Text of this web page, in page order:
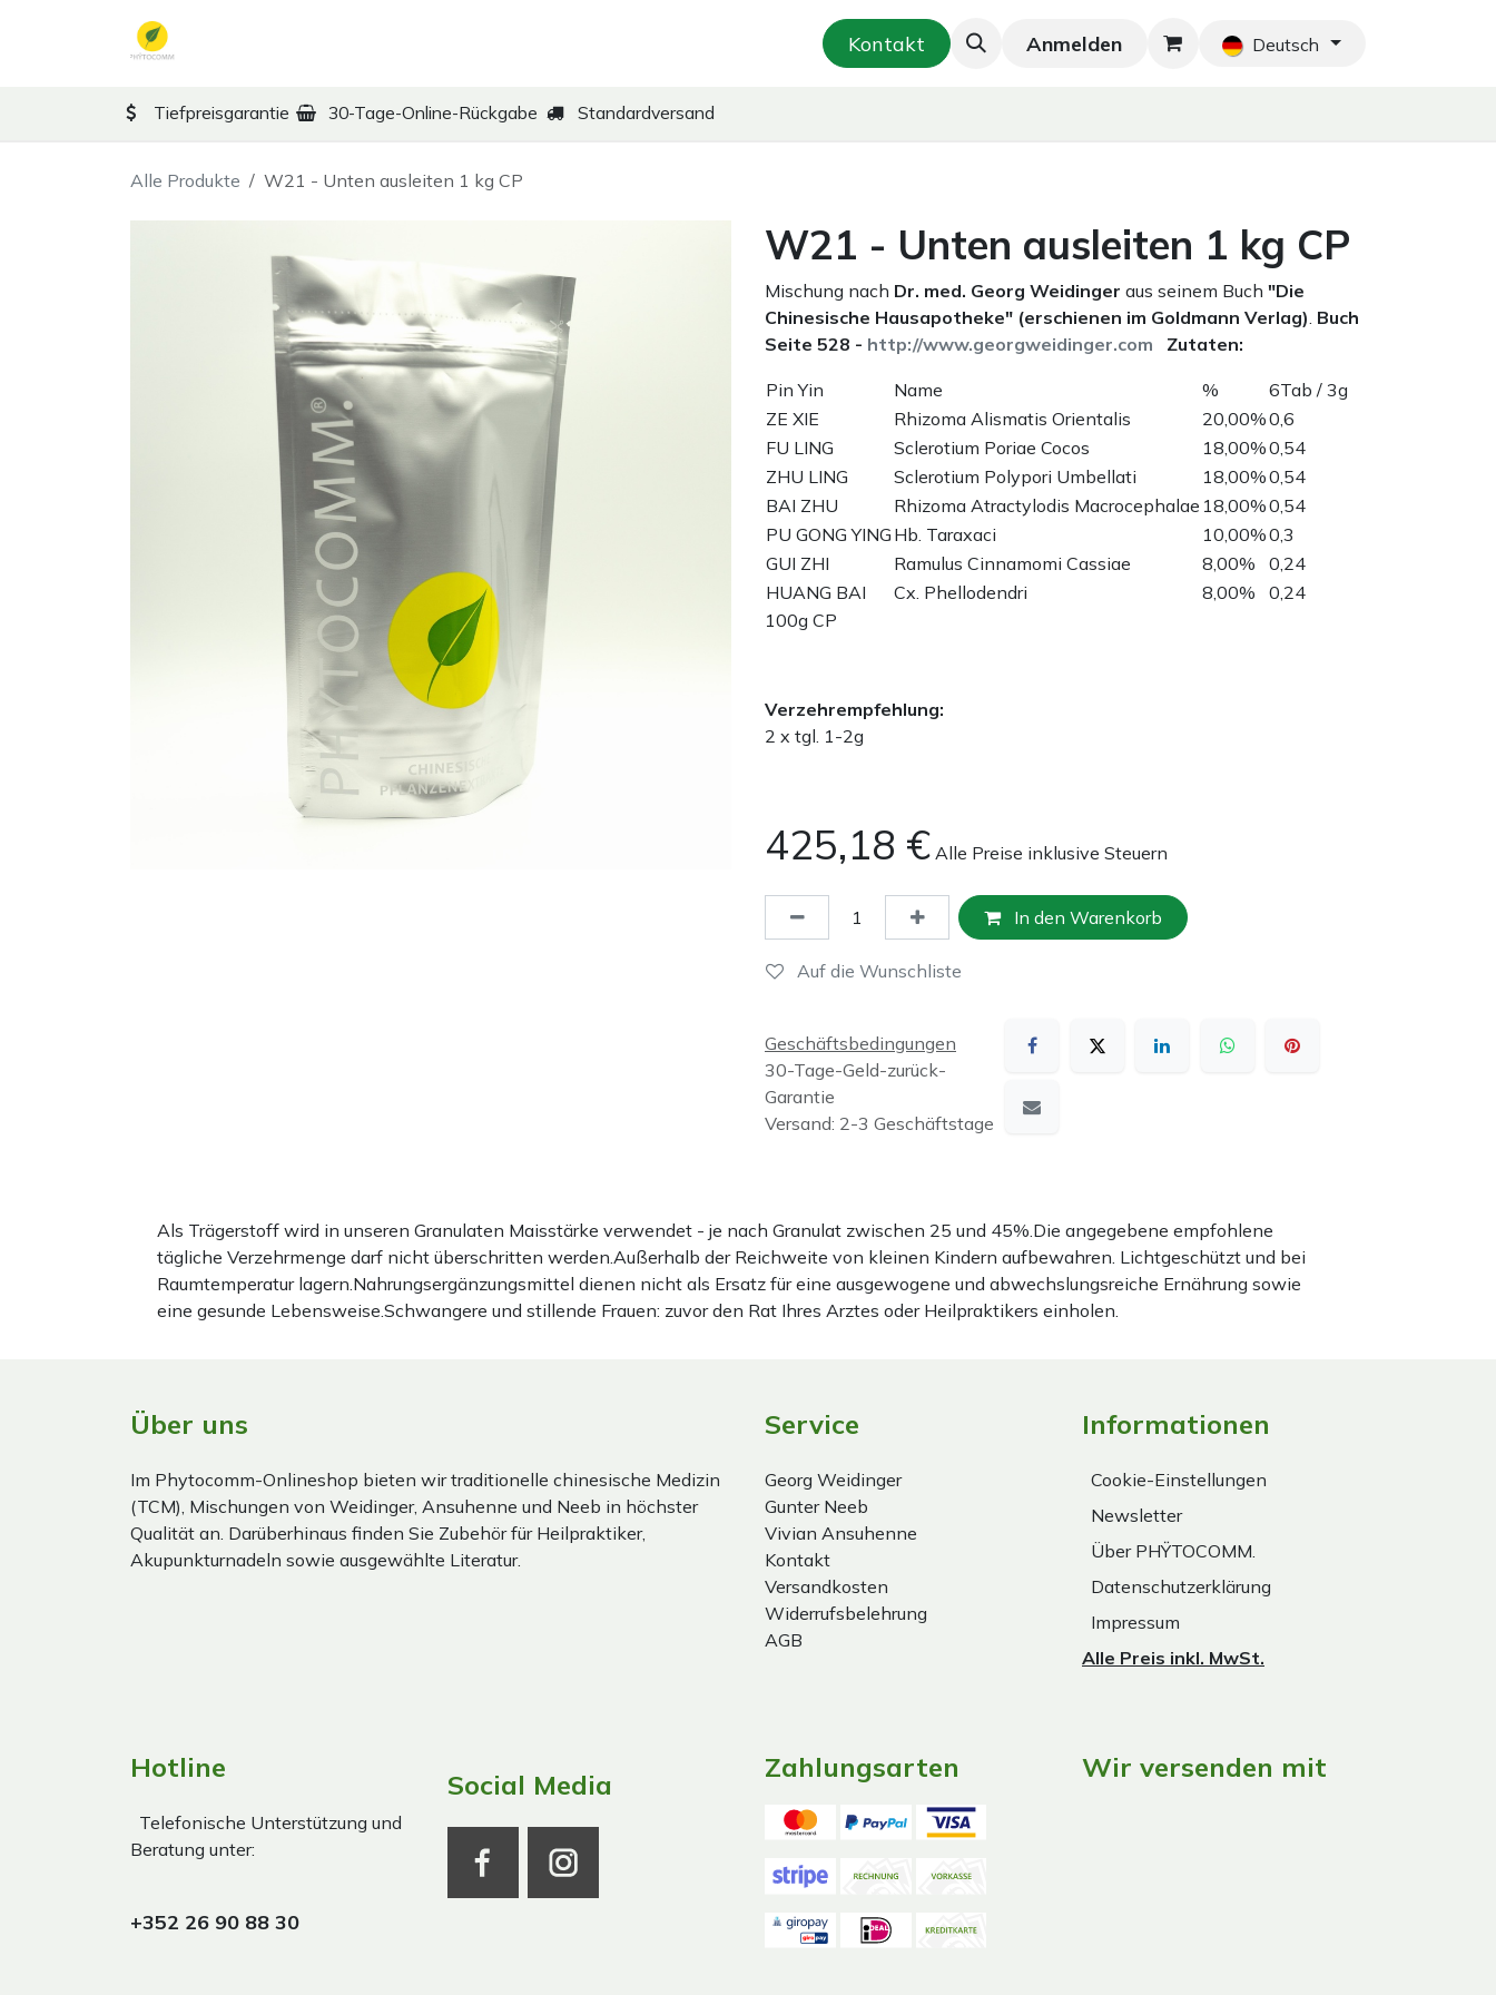
Kräuter-Zubereitungen Neu! Blog Home Shop
Kontakt Anmelden Deutsch
Tiefpreisgarantie 30-Tage-Online-Rückgabe Standardversand
Alle Produkte W21 - Unten ausleiten 1 kg CP
W21 - Unten ausleiten 1 kg CP
Mischung nach Dr. med. Georg Weidinger aus seinem Buch "Die
Chinesische Hausapotheke" (erschienen im Goldmann Verlag) Buch
Seite 528 - http://www.georgweidinger.com Zutaten:
Pin Yin Name %
6Tab / 3g
ZE XIE
Rhizoma Alismatis Orientalis 20,00%0,6
FU LING
Sclerotium Poriae Cocos 18,00%0,54
ZHU LING
Sclerotium Polypori Umbellati 18,00%0,54
BAI ZHU
Rhizoma Atractylodis Macrocephalae 18,00%0,54
PU GONG YING Hb. Taraxaci 10,00%0,3
GUI ZHI
Ramulus Cinnamomi Cassiae 8,00%
0,24
HUANG BAI
Cx. Phellodendri 8,00%
0,24
100g CP
Verzehrempfehlung:
2 x tgl. 1-2g
425,18 € Alle Preise inklusive Steuern
In den Warenkorb
Auf die Wunschliste
Geschäftsbedingungen
30-Tage-Geld-zurück-
Garantie
Versand: 2-3 Geschäftstage
Als Trägerstoff wird in unseren Granulaten Maisstärke verwendet - je nach Granulat zwischen 25 und 45%.Die angegebene empfohlene
tägliche Verzehrmenge darf nicht überschritten werden.Außerhalb der Reichweite von kleinen Kindern aufbewahren. Lichtgeschützt und bei
Raumtemperatur lagern.Nahrungsergänzungsmittel dienen nicht als Ersatz für eine ausgewogene und abwechslungsreiche Ernährung sowie
eine gesunde Lebensweise.Schwangere und stillende Frauen: zuvor den Rat Ihres Arztes oder Heilpraktikers einholen.
Über uns
Im Phytocomm-Onlineshop bieten wir traditionelle chinesische Medizin
(TCM), Mischungen von Weidinger, Ansuhenne und Neeb in höchster
Qualität an. Darüberhinaus finden Sie Zubehör für Heilpraktiker,
Akupunkturnadeln sowie ausgewählte Literatur.
Service
Georg Weidinger
Gunter Neeb
Vivian Ansuhenne
Kontakt
Versandkosten
Widerrufsbelehrung
AGB
Informationen
Cookie-Einstellungen
Newsletter
Über PHŸTOCOMM.
Datenschutzerklärung
Impressum
Alle Preis inkl. MwSt.
Hotline
Telefonische Unterstützung und
Beratung unter:
+352 26 90 88 30
Social Media
Zahlungsarten Wir versenden mit